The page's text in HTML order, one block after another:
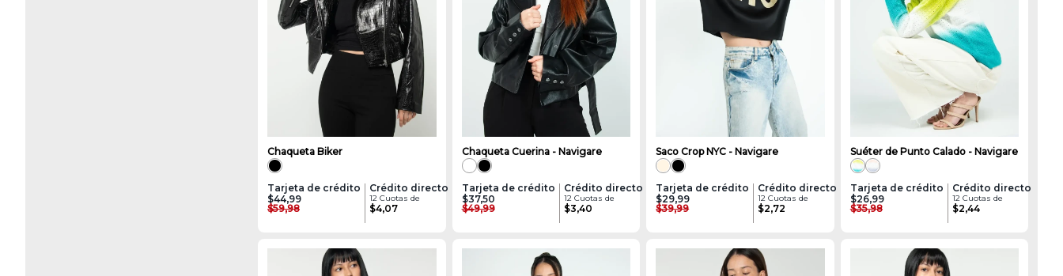
Chaqueta Biker
Tarjeta de crédito
$44,99
$59,98
Crédito directo
12 Cuotas de
$4,07
Chaqueta Cuerina - Navigare
Tarjeta de crédito
$37,50
$49,99
Crédito directo
12 Cuotas de
$3,40
Saco Crop NYC - Navigare
Tarjeta de crédito
$29,99
$39,99
Crédito directo
12 Cuotas de
$2,72
Suéter de Punto Calado - Navigare
Tarjeta de crédito
$26,99
$35,98
Crédito directo
12 Cuotas de
$2,44